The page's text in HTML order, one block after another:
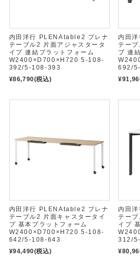
内田洋行 PLENAtable2 プレナ
テーブル2 片面アジャスタータ
イプ 連結プラットフォーム
W2400×D700×H720 5-108-
392/5-108-393
¥86,790(税込)
内田
テー
プ 連
692/
内田洋行 PLENAtable2 プレナ
テーブル2 片面キャスタータイ
プ 基本プラットフォーム
W2400×D700×H720 5-108-
642/5-108-643
¥94,490(税込)
内田
テー
イプ
312/